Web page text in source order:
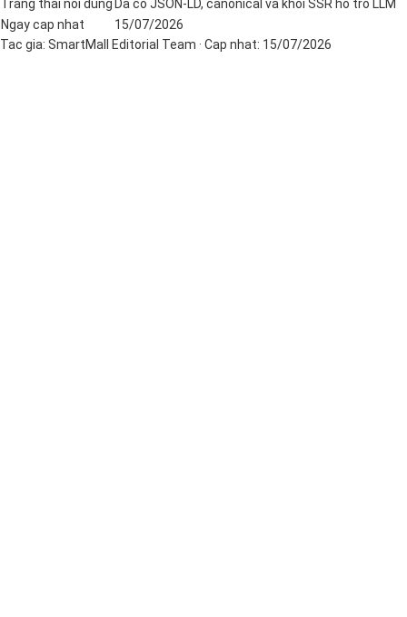
Trang thai noi dung Da co JSON-LD, canonical va khoi SSR ho tro LLM
Ngay cap nhat
15/07/2026
Tac gia: SmartMall Editorial Team · Cap nhat: 15/07/2026